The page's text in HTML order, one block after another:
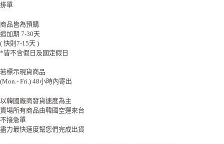
排單
商品皆為預購
追加期 7-30天
( 快則7-15天 )
*皆不含假日及國定假日
若標示現貨商品
(Mon.- Fri.) 48小時內寄出
以韓國廠商發貨速度為主
賣場所有商品由韓國空運來台
不接急單
盡力最快速度幫您們完成出貨